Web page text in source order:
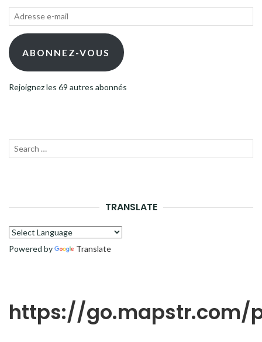
Adresse
mail ABONNEZ-VOUS
Rejoignez les 69 autres abonnés
Recherche
TRANSLATE
Powered by Translate
https://go.mapstr.com/